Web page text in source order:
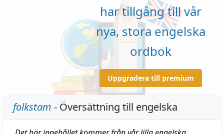
har tillgång till vår
nya, stora engelska
ordbok
Uppgradera till premium
folkstam - Översättning till engelska